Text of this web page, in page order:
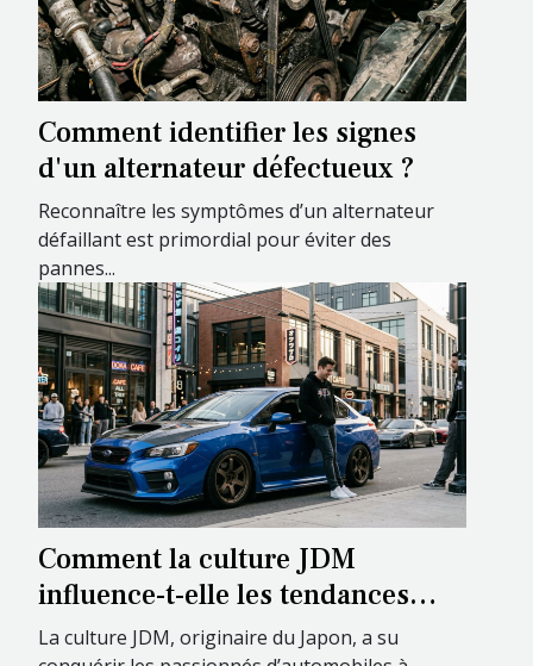
Comment identifier les signes
d'un alternateur défectueux ?
Reconnaître les symptômes d’un alternateur
défaillant est primordial pour éviter des
pannes...
Comment la culture JDM
influence-t-elle les tendances
automobiles modernes ?
La culture JDM, originaire du Japon, a su